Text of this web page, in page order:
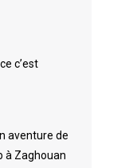
c’est
aventure de
à Zaghouan